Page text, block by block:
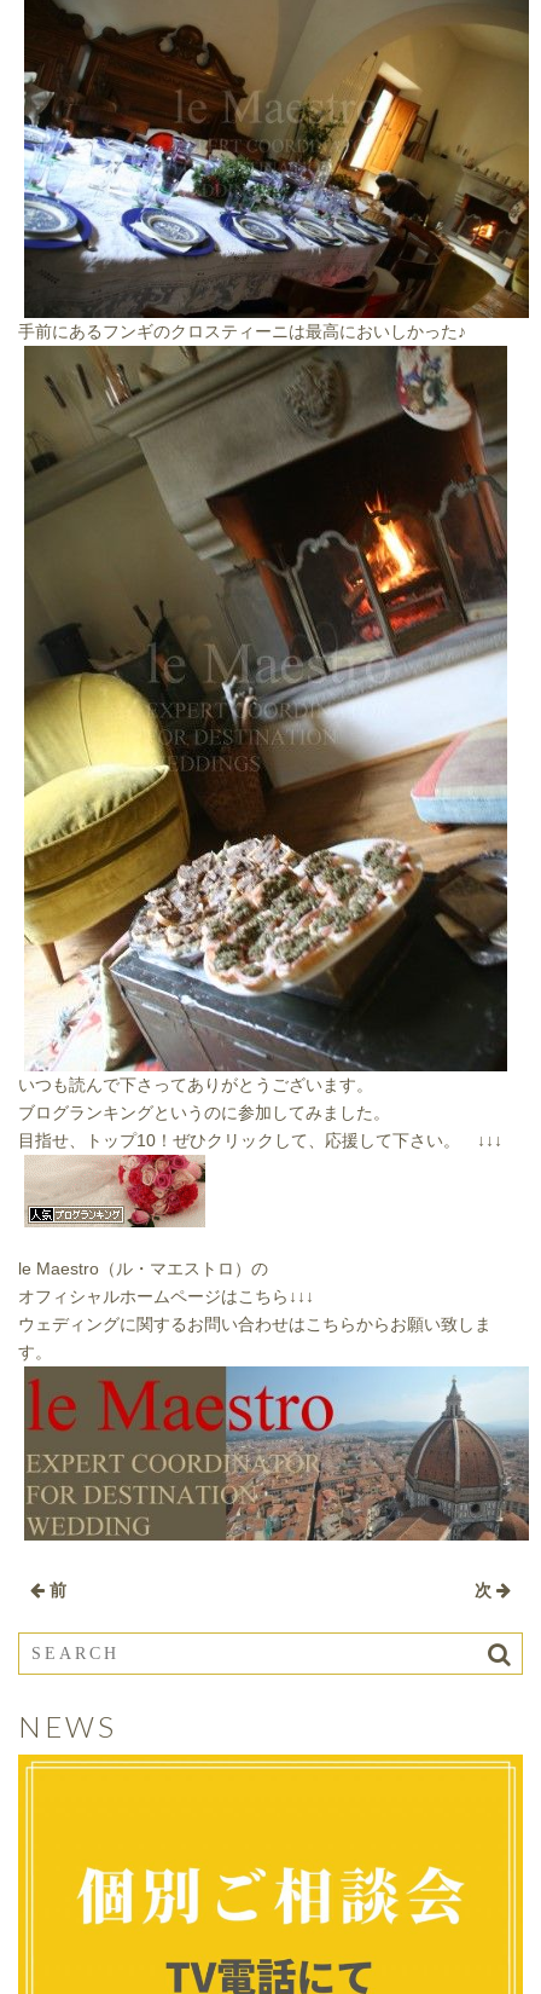
手前にあるフンギのクロスティーニは最高においしかった♪
いつも読んで下さってありがとうございます。
ブログランキングというのに参加してみました。
目指せ、トップ10！ぜひクリックして、応援して下さい。 ↓↓↓
le Maestro（ル・マエストロ）の
オフィシャルホームページはこちら↓↓↓
ウェディングに関するお問い合わせはこちらからお願い致しま
す。
前 次
NEWS